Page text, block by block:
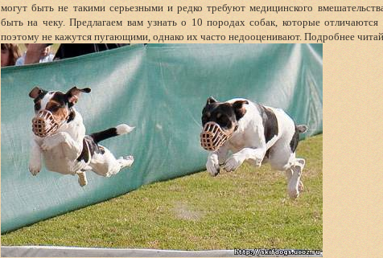
могут быть не такими серьезными и редко требуют медицинского
быть на чеку. Предлагаем вам узнать о 10 породах собак, которые
поэтому не кажутся пугающими, однако их часто недооценивают. Подробнее